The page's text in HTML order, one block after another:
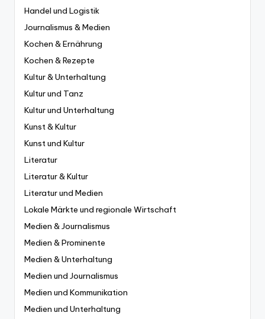
Handel und Logistik
Journalismus & Medien
Kochen & Ernährung
Kochen & Rezepte
Kultur & Unterhaltung
Kultur und Tanz
Kultur und Unterhaltung
Kunst & Kultur
Kunst und Kultur
Literatur
Literatur & Kultur
Literatur und Medien
Lokale Märkte und regionale Wirtschaft
Medien & Journalismus
Medien & Prominente
Medien & Unterhaltung
Medien und Journalismus
Medien und Kommunikation
Medien und Unterhaltung